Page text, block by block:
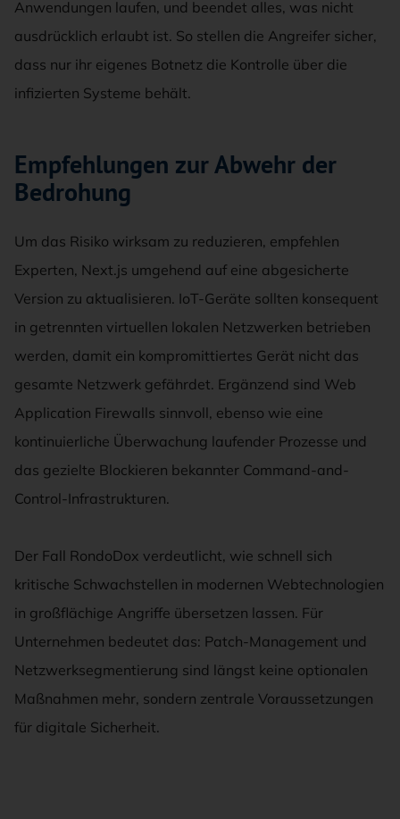
Anwendungen laufen, und beendet alles, was nicht
ausdrücklich erlaubt ist. So stellen die Angreifer sicher,
dass nur ihr eigenes Botnetz die Kontrolle über die
infizierten Systeme behält.
Empfehlungen zur Abwehr der
Bedrohung
Um das Risiko wirksam zu reduzieren, empfehlen
Experten, Next.js umgehend auf eine abgesicherte
Version zu aktualisieren. IoT-Geräte sollten konsequent
in getrennten virtuellen lokalen Netzwerken betrieben
werden, damit ein kompromittiertes Gerät nicht das
gesamte Netzwerk gefährdet. Ergänzend sind Web
Application Firewalls sinnvoll, ebenso wie eine
kontinuierliche Überwachung laufender Prozesse und
das gezielte Blockieren bekannter Command-and-
Control-Infrastrukturen.
Der Fall RondoDox verdeutlicht, wie schnell sich
kritische Schwachstellen in modernen Webtechnologien
in großflächige Angriffe übersetzen lassen. Für
Unternehmen bedeutet das: Patch-Management und
Netzwerksegmentierung sind längst keine optionalen
Maßnahmen mehr, sondern zentrale Voraussetzungen
für digitale Sicherheit.